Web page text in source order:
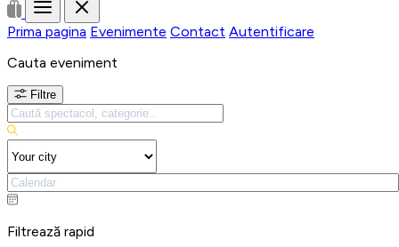
Prima pagina Evenimente Contact Autentificare
Cauta eveniment
Filtre
Filtrează rapid